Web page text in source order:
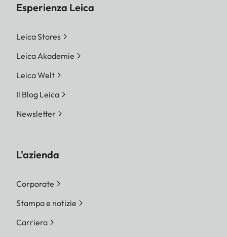
Esperienza Leica
Leica Stores
Leica Akademie
Leica Welt
Il Blog Leica
Newsletter
L'azienda
Corporate
Stampa e notizie
Carriera